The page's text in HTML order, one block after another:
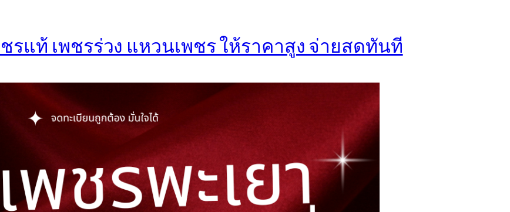
รแท้ เพชรร่วง แหวนเพชร ให้ราคาสูง จ่ายสดทันที